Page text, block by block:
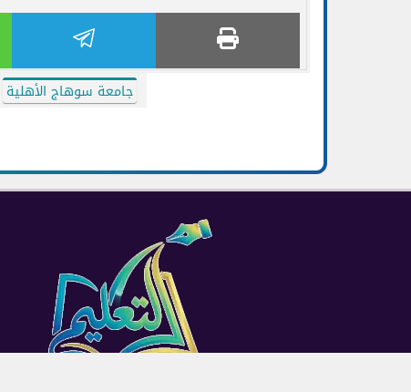
جامعة سوهاج الأهلية